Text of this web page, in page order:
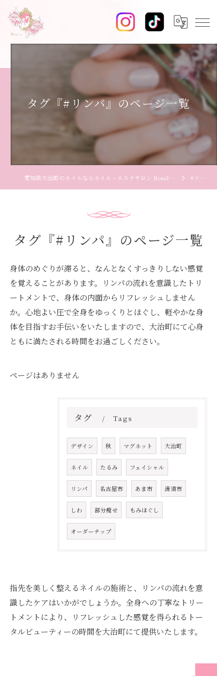
タグ『#リンパ』のページ一覧
愛知県大治町のネイルならネイル・エステサロン Rosala【ロザーラ】 #リンパ
タグ『#リンパ』のページ一覧
身体のめぐりが滞ると、なんとなくすっきりしない感覚
を覚えることがあります。リンパの流れを意識したトリ
ートメントで、身体の内面からリフレッシュしません
か。心地よい圧で全身をゆっくりとほぐし、軽やかな身
体を目指すお手伝いをいたしますので、大治町にて心身
ともに満たされる時間をお過ごしください。
ページはありません
タグ Tags
デザイン 秋 マグネット 大治町
ネイル たるみ フェイシャル
リンパ 名古屋市 あま市 清須市
しわ 部分瘦せ もみほぐし
オーダーチップ
指先を美しく整えるネイルの施術と、リンパの流れを意
識したケアはいかがでしょうか。全身への丁寧なトリー
トメントにより、リフレッシュした感覚を得られるトー
タルビューティーの時間を大治町にて提供いたします。